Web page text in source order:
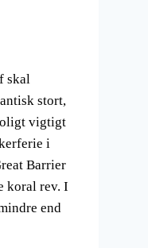
skal
stort,
vigtigt
i
Barrier
koral rev. I
end